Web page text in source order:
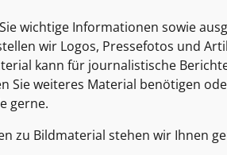
wichtige Informationen sowie
wir Logos, Pressefotos und
kann für journalistische
Sie weiteres Material benötigen
gerne.
zu Bildmaterial stehen wir Ihnen